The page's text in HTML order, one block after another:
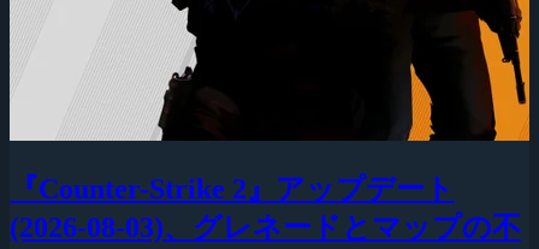
『Counter-Strike 2』アップデート
(2026-08-03)、グレネードとマップの不